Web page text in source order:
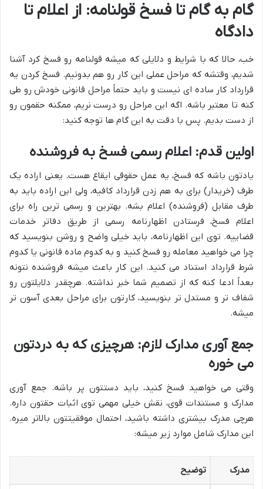
گام به گام تا فسخ قولنامه: از اعلام تا
دادگاه
خب، حالا که با شرایط و دلایلی که میشه قولنامه رو فسخ کرد آشنا
شدیم، وقتشه که مراحل عملی این کار رو هم بدونیم. فسخ کردن یه
قرارداد کار ساده ای نیست و باید حتماً مراحل قانونی خودش رو طی
کنه تا معتبر باشه. اگه این مراحل رو درست نریم، ممکنه حقمون رو
از دست بدیم. پس با دقت به این گام ها توجه کنید:
اولین قدم: اعلام رسمی فسخ به فروشنده
یادتون باشه که فسخ، یه عمل حقوقی ایقاع هست. یعنی اراده یک
طرف (خریدار) برای به هم زدن قرارداد کافیه، ولی این اراده باید به
طرف مقابل (فروشنده) اعلام بشه. بهترین و رسمی ترین راه برای
اعلام فسخ، فرستادن اظهارنامه رسمی از طریق دفاتر خدمات
قضاییه. توی این اظهارنامه، باید خیلی واضح و روشن بنویسید که
چرا می خواهید معامله رو فسخ کنید و به کدوم ماده قانونی یا کدوم
شرط قرارداد استناد می کنید. این کار باعث میشه فروشنده نتونه
بعداً ادعا کنه که از تصمیم شما خبر نداشته. هرچقدر دلایلتون رو
شفاف تر و مستدل تر بنویسید، کارتون برای مراحل بعدی آسون تر
میشه.
جمع آوری مدارک لازم: هرچیزی که به دردتون
می خوره
وقتی می خواهید فسخ کنید، باید دستتون پر باشه. جمع آوری
مدارک و مستندات قوی، نقش خیلی مهمی توی اثبات حقتون داره.
هرچی مدرک بیشتری داشته باشید، احتمال موفقیتتون بالاتر میره.
این مدارک شامل موارد زیر میشه:
مدرک توضیح